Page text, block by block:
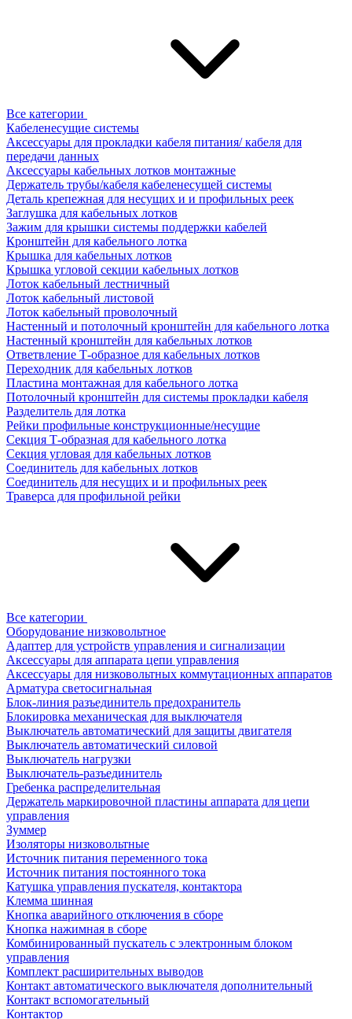
Все категории
Кабеленесущие системы
Аксессуары для прокладки кабеля питания/ кабеля для
передачи данных
Аксессуары кабельных лотков монтажные
Держатель трубы/кабеля кабеленесущей системы
Деталь крепежная для несущих и и профильных реек
Заглушка для кабельных лотков
Зажим для крышки системы поддержки кабелей
Кронштейн для кабельного лотка
Крышка для кабельных лотков
Крышка угловой секции кабельных лотков
Лоток кабельный лестничный
Лоток кабельный листовой
Лоток кабельный проволочный
Настенный и потолочный кронштейн для кабельного лотка
Настенный кронштейн для кабельных лотков
Ответвление Т-образное для кабельных лотков
Переходник для кабельных лотков
Пластина монтажная для кабельного лотка
Потолочный кронштейн для системы прокладки кабеля
Разделитель для лотка
Рейки профильные конструкционные/несущие
Секция Т-образная для кабельного лотка
Секция угловая для кабельных лотков
Соединитель для кабельных лотков
Соединитель для несущих и и профильных реек
Траверса для профильной рейки
Все категории
Оборудование низковольтное
Адаптер для устройств управления и сигнализации
Аксессуары для аппарата цепи управления
Аксессуары для низковольтных коммутационных аппаратов
Арматура светосигнальная
Блок-линия разъединитель предохранитель
Блокировка механическая для выключателя
Выключатель автоматический для защиты двигателя
Выключатель автоматический силовой
Выключатель нагрузки
Выключатель-разъединитель
Гребенка распределительная
Держатель маркировочной пластины аппарата для цепи
управления
Зуммер
Изоляторы низковольтные
Источник питания переменного тока
Источник питания постоянного тока
Катушка управления пускателя, контактора
Клемма шинная
Кнопка аварийного отключения в сборе
Кнопка нажимная в сборе
Комбинированный пускатель с электронным блоком
управления
Комплект расширительных выводов
Контакт автоматического выключателя дополнительный
Контакт вспомогательный
Контактор